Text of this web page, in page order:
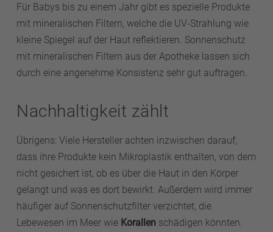
Für Babys bis zu einem Jahr gibt es spezielle Produkte
mit mineralischen Filtern, welche die UV-Strahlung wie
kleine Spiegel auf der Haut reflektieren. Sonnenschutz
mit mineralischen Filtern aus der Apotheke lassen sich
durch eine angenehme Konsistenz sehr gut auftragen.
Nachhaltigkeit zählt
Übrigens: Viele Hersteller achten inzwischen darauf,
dass ihre Produkte kein Mikroplastik enthalten, von dem
nicht gesichert ist, ob es über die Haut in den Körper
gelangt und was es dort bewirkt. Außerdem wird immer
häufiger auf Sonnenschutzfilter verzichtet, die
Lebewesen im Meer wie Korallen schädigen könnten.